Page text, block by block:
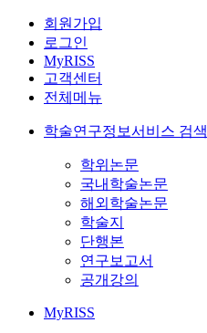
회원가입
로그인
MyRISS
고객센터
전체메뉴
학술연구정보서비스 검색
학위논문
국내학술논문
해외학술논문
학술지
단행본
연구보고서
공개강의
MyRISS